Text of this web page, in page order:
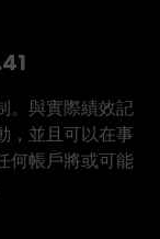
。與實際績效記
，並且可以在事
何帳戶將或可能